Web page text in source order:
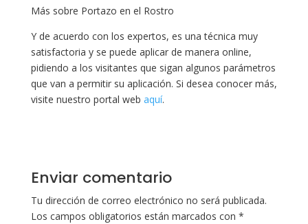
Más sobre Portazo en el Rostro
Y de acuerdo con los expertos, es una técnica muy
satisfactoria y se puede aplicar de manera online,
pidiendo a los visitantes que sigan algunos parámetros
que van a permitir su aplicación. Si desea conocer más,
visite nuestro portal web aquí.
Enviar comentario
Tu dirección de correo electrónico no será publicada.
Los campos obligatorios están marcados con *